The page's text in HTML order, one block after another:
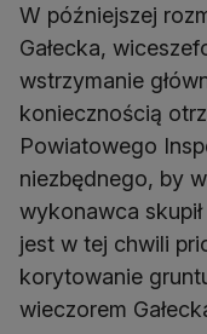
W późniejszej
Gałecka,
wstrzymanie
koniecznością
Powiatowego
niezbędnego, by
wykonawca
jest w tej chwili
korytowanie
wieczorem